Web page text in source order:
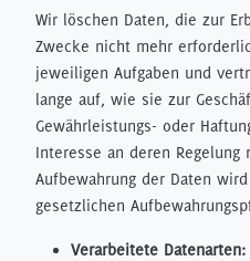
Wir löschen Daten, die zur
Zwecke nicht mehr
jeweiligen Aufgaben und
lange auf, wie sie zur
Gewährleistungs- oder
Interesse an deren
Aufbewahrung der Daten
gesetzlichen
Verarbeitete Datenarten: